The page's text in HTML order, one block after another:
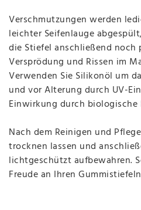
Verschmutzungen werden
leichter Seifenlauge
die Stiefel anschließend noch
Versprödung und Rissen im
Verwenden Sie Silikonöl um
und vor Alterung durch UV-
Einwirkung durch biologische
Nach dem Reinigen und
trocknen lassen und
lichtgeschützt aufbewahren.
Freude an Ihren